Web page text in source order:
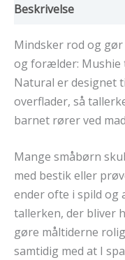
Beskrivelse
Mindsker rod og
og forælder: Mushie
Natural er designet
overflader, så
barnet rører ved
Mange småbørn
med bestik eller
ender ofte i spild og
tallerken, der bliver
gøre måltiderne
samtidig med at I